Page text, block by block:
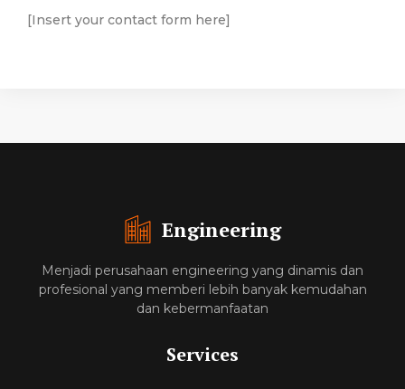
[Insert your contact form here]
Engineering
Menjadi perusahaan engineering yang dinamis dan
profesional yang memberi lebih banyak kemudahan
dan kebermanfaatan
Services